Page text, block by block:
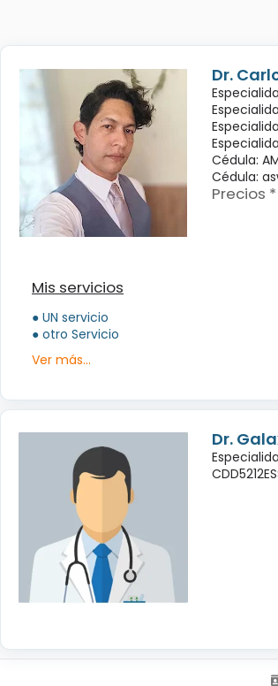
Dr.
Cédula:
Cédula:
Precios
Mis servicios
● UN servicio
● otro Servicio
Ver más...
Dr.